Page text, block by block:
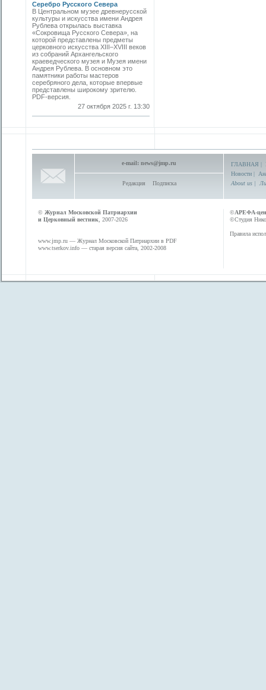
Серебро Русского Севера
В Центральном музее древнерусской
культуры и искусства имени Андрея
Рублева открылась выставка
«Сокровища Русского Севера», на
которой представлены предметы
церковного искусства XIII–XVIII веков
из собраний Архангельского
краеведческого музея и Музея имени
Андрея Рублева. В основном это
памятники работы мастеров
серебряного дела, которые впервые
представлены широкому зрителю.
PDF-версия.
27 октября 2025 г. 13:30
e-mail: news@jmp.ru
Редакция Подписка
ГЛАВНАЯ |
Новости |
About us |
© Журнал Московской Патриархии
и Церковный вестник , 2007-2026
www.jmp.ru — Журнал Московской Патриархии в PDF
www.tserkov.info — старая версия сайта, 2002-2008
©АРЕФА-
©Студия
Правила